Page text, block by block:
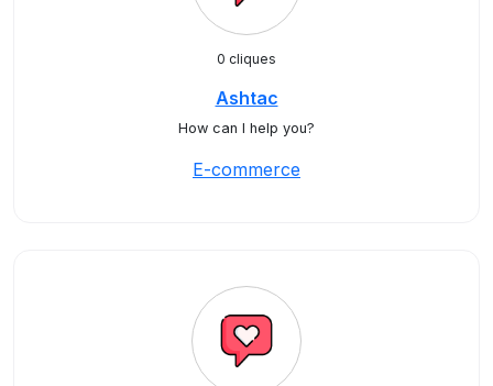
0 cliques
Ashtac
How can I help you?
E-commerce